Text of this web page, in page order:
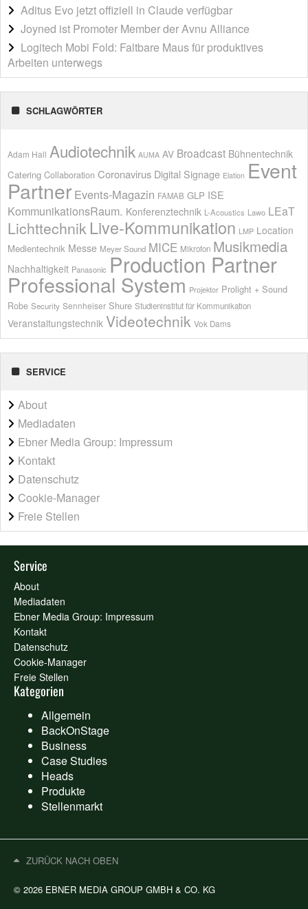
Aditus Evo jetzt offiziell in Claude verfügbar
Joyned ist Promoter Member der Avnu Alliance
Logitech Mobi Fold: Faltbare Maus für produktives
Arbeiten unterwegs
SCHLAGWÖRTER
Adam Hall Audiotechnik AUMA AV Broadcast Bühnentechnik
Catering Collaboration Coronavirus Digital Signage Elation Event
Partner Events-Magazin FAMAB GLP ISE
KommunikationsRaum. Konferenztechnik L-Acoustics Lawo LEaT
Lichttechnik Live-Kommunikation LMP Location
Medientechnik Messe Meyer Sound MICE Mikrofon Musikmedia
Nachhaltigkeit Panasonic Production Partner
Professional System Projektor Prolight + Sound
Robe Security Sennheiser Shure Studieninstitut für Kommunikation
Veranstaltungstechnik Videotechnik Vok Dams
SERVICE
About
Mediadaten
Ebner Media Group: Impressum
Kontakt
Datenschutz
Cookie-Manager
Freie Stellen
Service
About
Mediadaten
Ebner Media Group: Impressum
Kontakt
Datenschutz
Cookie-Manager
Freie Stellen
Kategorien
Allgemein
BackOnStage
Business
Case Studies
Heads
Produkte
Stellenmarkt
© 2026 EBNER MEDIA GROUP GMBH & CO. KG
ZURÜCK NACH OBEN